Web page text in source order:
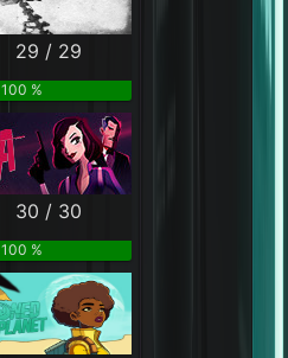
29 / 29
100 %
30 / 30
100 %